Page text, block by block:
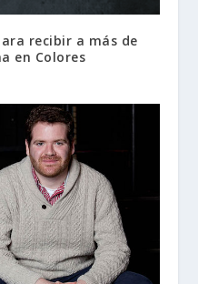
recibir a más de
en Colores